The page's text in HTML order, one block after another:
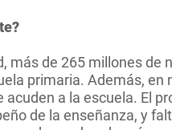
más de 265 millones de
primaria. Además,
acuden a la escuela. El
de la enseñanza, y